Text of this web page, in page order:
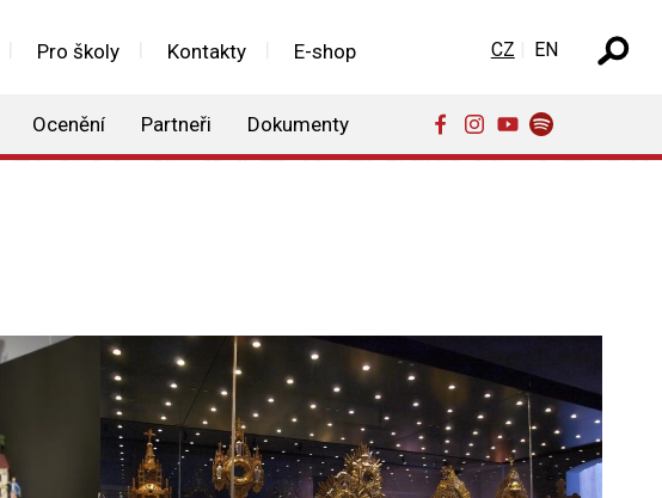
Pro školy Kontakty E-shop
Ocenění Partneři Dokumenty
Zvolte jazyk
CZ EN